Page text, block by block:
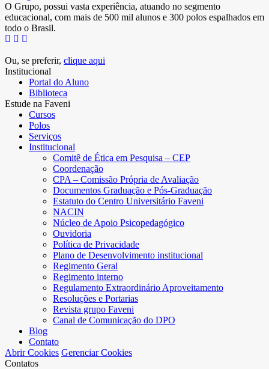
O Grupo, possui vasta experiência, atuando no segmento
educacional, com mais de 500 mil alunos e 300 polos espalhados em
todo o Brasil.
Ou, se preferir, clique aqui
Institucional
Portal do Aluno
Biblioteca
Estude na Faveni
Cursos
Polos
Serviços
Institucional
Comitê de Ética em Pesquisa – CEP
Coordenação
CPA – Comissão Própria de Avaliação
Documentos Graduação e Pós-Graduação
Estatuto do Centro Universitário Faveni
NACIN
Núcleo de Apoio Psicopedagógico
Ouvidoria
Política de Privacidade
Plano de Desenvolvimento institucional
Regimento Geral
Regimento interno
Regulamento Extraordinário Aproveitamento
Resoluções e Portarias
Revista grupo Faveni
Canal de Comunicação do DPO
Blog
Contato
Abrir Cookies Gerenciar Cookies
Contatos